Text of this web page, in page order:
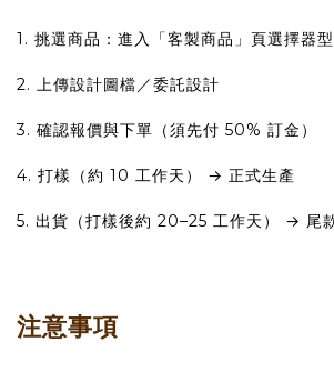
1. 挑選商品：進入「客製商品」頁選擇器型
2. 上傳設計圖檔／委託設計
3. 確認報價與下單（須先付 50% 訂金）
4. 打樣（約 10 工作天） → 正式生產
5. 出貨（打樣後約 20–25 工作天） → 尾
注意事項